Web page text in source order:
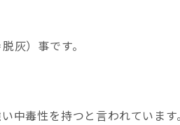
灰）事です。
中毒性を持つと言われています。